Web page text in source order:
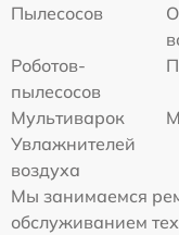
Пылесосов
Роботов-
пылесосов
Мультиварок
Увлажнителей
воздуха
Мы занимаемся
обслуживанием